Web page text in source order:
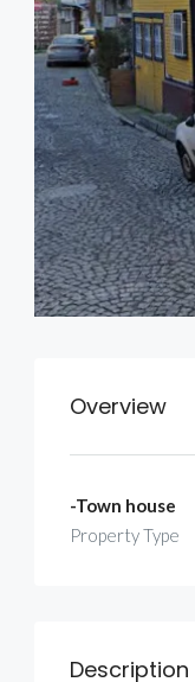
Overview
-Town house
Property Type
Description